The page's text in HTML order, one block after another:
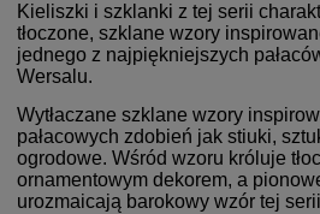
Kieliszki i szklanki z tej serii
tłoczone, szklane wzory
jednego z najpiękniejszych
Wersalu.
Wytłaczane szklane wzory
pałacowych zdobień jak stiuki,
ogrodowe. Wśród wzoru króluje
ornamentowym dekorem, a
urozmaicają barokowy wzór tej